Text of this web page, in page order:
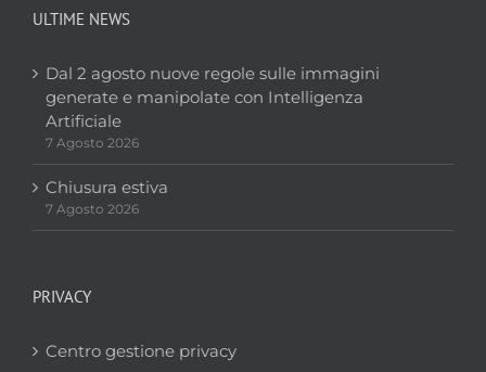
ULTIME NEWS
Dal 2 agosto nuove regole sulle immagini
generate e manipolate con Intelligenza
Artificiale
7 Agosto 2026
Chiusura estiva
7 Agosto 2026
PRIVACY
Centro gestione privacy